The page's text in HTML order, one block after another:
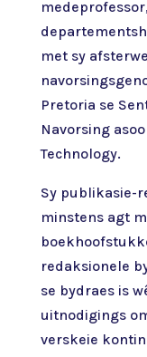
met sy
Pretoria se
Navorsing
Technology.
Sy publikasie-
minstens agt
redaksionele
se bydraes is
uitnodigings
verskeie